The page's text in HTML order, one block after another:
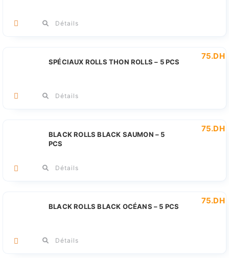
Détails
SPÉCIAUX ROLLS THON ROLLS – 5 PCS
75.DH
Détails
BLACK ROLLS BLACK SAUMON – 5
PCS
75.DH
Détails
BLACK ROLLS BLACK OCÉANS – 5 PCS
75.DH
Détails